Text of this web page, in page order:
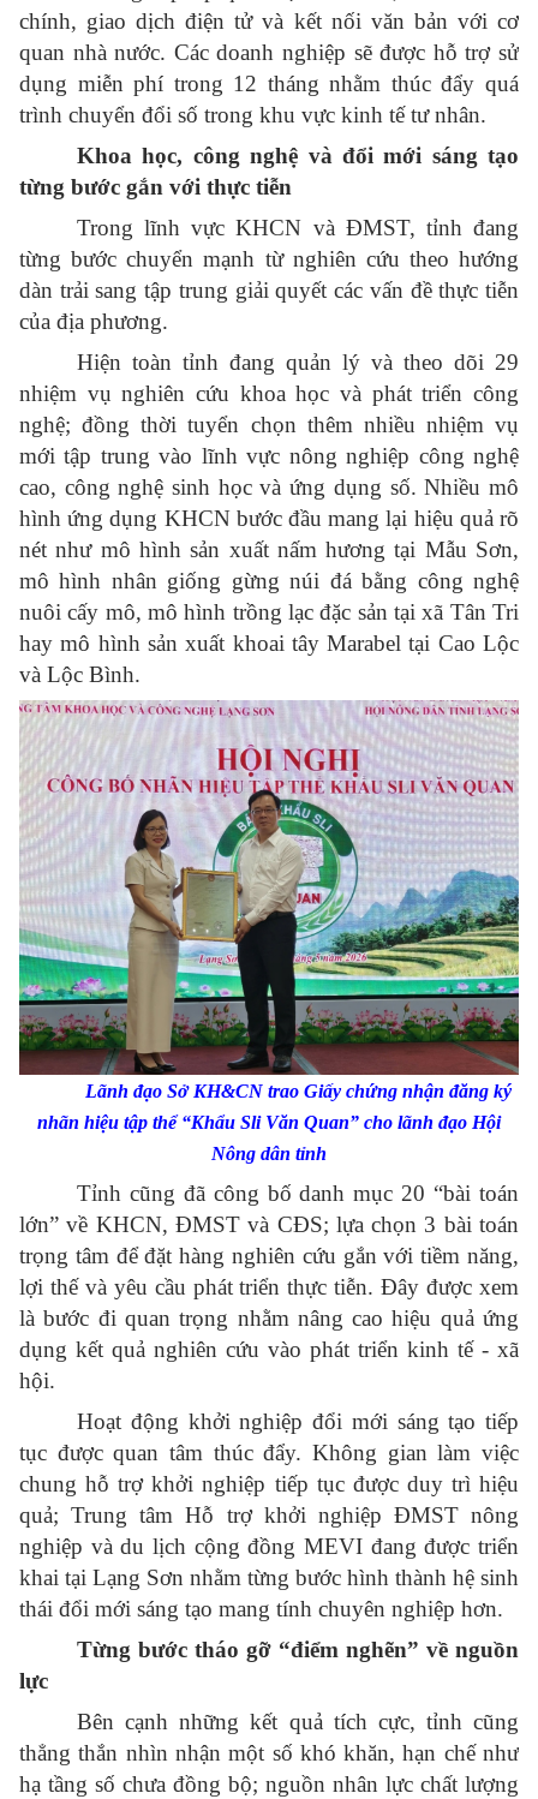
chính, giao dịch điện tử và kết nối văn bản với cơ
quan nhà nước. Các doanh nghiệp sẽ được hỗ trợ sử
dụng miễn phí trong 12 tháng nhằm thúc đẩy quá
trình chuyển đổi số trong khu vực kinh tế tư nhân.
Khoa học, công nghệ và đổi mới sáng tạo
từng bước gắn với thực tiễn
Trong lĩnh vực KHCN và ĐMST, tỉnh đang
từng bước chuyển mạnh từ nghiên cứu theo hướng
dàn trải sang tập trung giải quyết các vấn đề thực tiễn
của địa phương.
Hiện toàn tỉnh đang quản lý và theo dõi 29
nhiệm vụ nghiên cứu khoa học và phát triển công
nghệ; đồng thời tuyển chọn thêm nhiều nhiệm vụ
mới tập trung vào lĩnh vực nông nghiệp công nghệ
cao, công nghệ sinh học và ứng dụng số. Nhiều mô
hình ứng dụng KHCN bước đầu mang lại hiệu quả rõ
nét như mô hình sản xuất nấm hương tại Mẫu Sơn,
mô hình nhân giống gừng núi đá bằng công nghệ
nuôi cấy mô, mô hình trồng lạc đặc sản tại xã Tân Tri
hay mô hình sản xuất khoai tây Marabel tại Cao Lộc
và Lộc Bình.
Lãnh đạo Sở KH&CN trao Giấy chứng nhận đăng ký
nhãn hiệu tập thể “Khẩu Sli Văn Quan” cho lãnh đạo Hội
Nông dân tỉnh
Tỉnh cũng đã công bố danh mục 20 “bài toán
lớn” về KHCN, ĐMST và CĐS; lựa chọn 3 bài toán
trọng tâm để đặt hàng nghiên cứu gắn với tiềm năng,
lợi thế và yêu cầu phát triển thực tiễn. Đây được xem
là bước đi quan trọng nhằm nâng cao hiệu quả ứng
dụng kết quả nghiên cứu vào phát triển kinh tế - xã
hội.
Hoạt động khởi nghiệp đổi mới sáng tạo tiếp
tục được quan tâm thúc đẩy. Không gian làm việc
chung hỗ trợ khởi nghiệp tiếp tục được duy trì hiệu
quả; Trung tâm Hỗ trợ khởi nghiệp ĐMST nông
nghiệp và du lịch cộng đồng MEVI đang được triển
khai tại Lạng Sơn nhằm từng bước hình thành hệ sinh
thái đổi mới sáng tạo mang tính chuyên nghiệp hơn.
Từng bước tháo gỡ “điểm nghẽn” về nguồn
lực
Bên cạnh những kết quả tích cực, tỉnh cũng
thẳng thắn nhìn nhận một số khó khăn, hạn chế như
hạ tầng số chưa đồng bộ; nguồn nhân lực chất lượng